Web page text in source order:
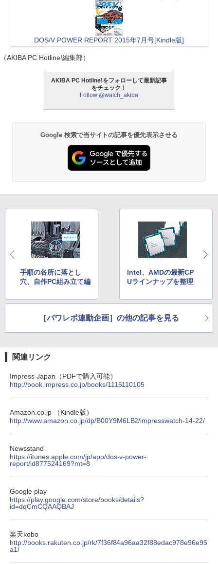
DOS/V POWER REPORT 2015年7月号[Kindle版]
（AKIBA PC Hotline!編集部）
AKIBA PC Hotline!をフォローして最新記事
をチェック！
Follow @watch_akiba
Google 検索で当サイトの記事を優先表示させる
手順の各所に落とし
穴、自作PC組み立て編
Intel、AMDの最新CP
Uラインナップを整理
［パワレポ連動企画］の他の記事を見る
関連リンク
Impress Japan（PDFで購入可能）
http://book.impress.co.jp/books/1115110105
Amazon.co.jp （Kindle版）
http://www.amazon.co.jp/dp/B00Y9M6LB2/impresswatch-14-22/
Newsstand
https://itunes.apple.com/jp/app/dos-v-power-
report/id877524169?mt=8
Google play
https://play.google.com/store/books/details?
id=dqCmCQAAQBAJ
楽天kobo
http://books.rakuten.co.jp/rk/7f36f84a96aa32f88edac978e96e95
a1/